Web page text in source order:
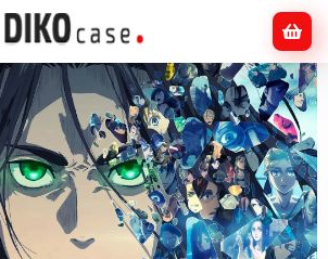
ТОП-7 музичних гуртів, натхненних аніме